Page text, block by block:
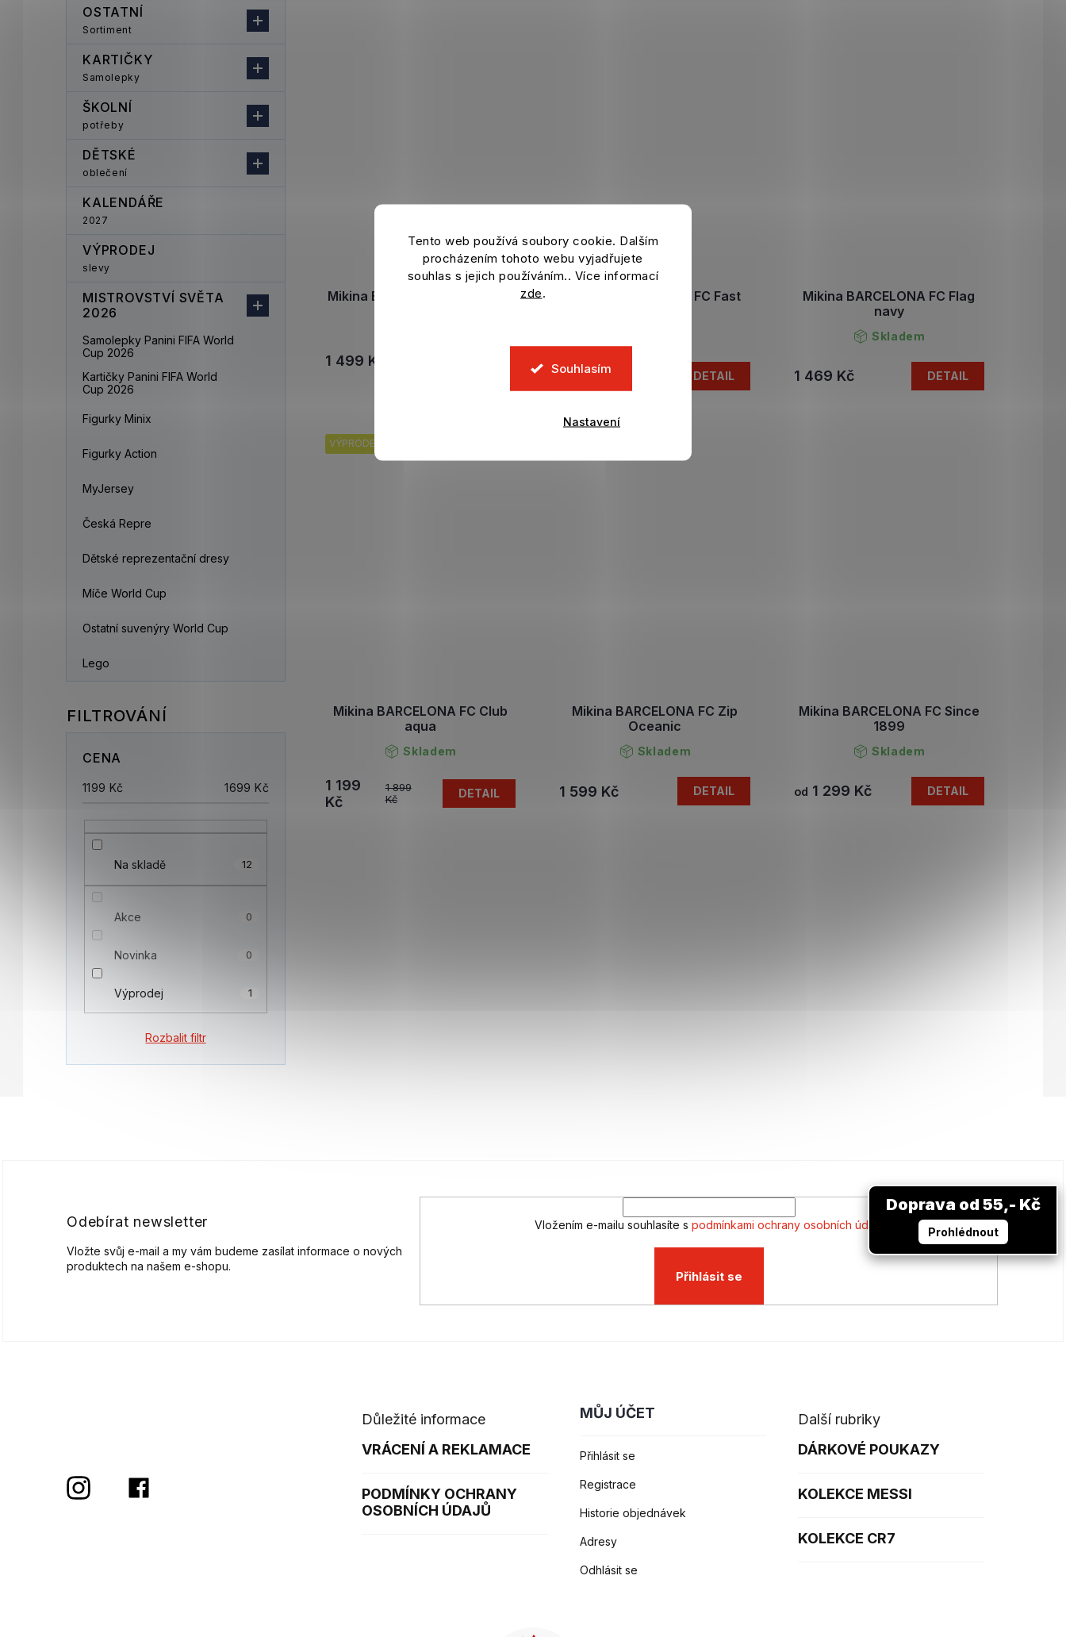
Tento web používá soubory cookie. Dalším
procházením tohoto webu vyjadřujete
souhlas s jejich používáním.. Více informací
zde.
Souhlasím
Nastavení
OSTATNÍ
Sortiment
KARTIČKY
Samolepky
ŠKOLNÍ
potřeby
DĚTSKÉ
oblečení
KALENDÁŘE
2027
VÝPRODEJ
slevy
MISTROVSTVÍ SVĚTA
2026
Samolepky Panini FIFA World
Cup 2026
Kartičky Panini FIFA World
Cup 2026
Figurky Minix
Figurky Action
MyJersey
Česká Repre
Dětské reprezentační dresy
Míče World Cup
Ostatní suvenýry World Cup
Lego
CENA
1199 Kč 1699 Kč
Na skladě 12
Akce 0
Novinka 0
Výprodej 1
Rozbalit filtr
Mikina BARCELONA FC Match
1 499 Kč
Mikina BARCELONA FC Fast
1 469 Kč DETAIL
Mikina BARCELONA FC Flag
navy
Skladem
1 469 Kč DETAIL
VÝPRODEJ
Mikina BARCELONA FC Club
aqua
Skladem
1 899
Kč
1 199
Kč
DETAIL
Mikina BARCELONA FC Zip
Oceanic
Skladem
1 599 Kč DETAIL
Mikina BARCELONA FC Since
1899
Skladem
od 1 299 Kč DETAIL
Odebírat newsletter
Vložte svůj e-mail a my vám budeme zasílat informace o nových
produktech na našem e-shopu.
Vložením e-mailu souhlasíte s podmínkami ochrany osobních údajů
Přihlásit se
Důležité informace
VRÁCENÍ A REKLAMACE
PODMÍNKY OCHRANY
OSOBNÍCH ÚDAJŮ
MŮJ ÚČET
Přihlásit se
Registrace
Historie objednávek
Adresy
Odhlásit se
Další rubriky
DÁRKOVÉ POUKAZY
KOLEKCE MESSI
KOLEKCE CR7
Doprava od 55,- Kč
Prohlédnout